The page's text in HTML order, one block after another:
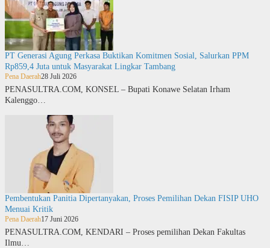
PT Generasi Agung Perkasa Buktikan Komitmen Sosial, Salurkan PPM
Rp859,4 Juta untuk Masyarakat Lingkar Tambang
Pena Daerah28 Juli 2026
PENASULTRA.COM, KONSEL – Bupati Konawe Selatan Irham
Kalenggo…
Pembentukan Panitia Dipertanyakan, Proses Pemilihan Dekan FISIP UHO
Menuai Kritik
Pena Daerah17 Juni 2026
PENASULTRA.COM, KENDARI – Proses pemilihan Dekan Fakultas
Ilmu…